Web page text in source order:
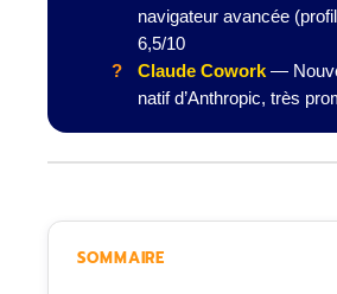
navigateur avancée
6,5/10
Claude Cowork —
natif d’Anthropic, très
SOMMAIRE